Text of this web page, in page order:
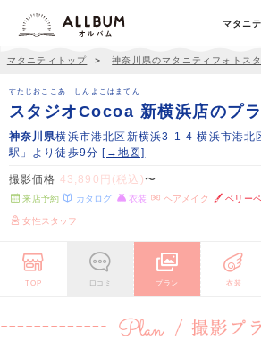
マタニ
マタニティトップ ＞ 神奈川県のマタニティフォトス
すたじおここあ しんよこはまてん
スタジオCocoa 新横浜店のプ
神奈川県横浜市港北区新横浜3-1-4 横浜市港北
駅」より徒歩9分 [→地図]
撮影価格 43,890円(税込)〜
来店予約 カタログ 衣装 ヘアメイク ベリー
女性スタッフ
TOP 口コミ プラン 衣装